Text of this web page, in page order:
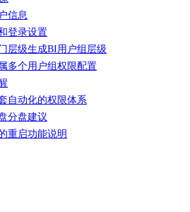
信息
登录设置
层级生成BI用户组层级
多个用户组权限配置
自动化的权限体系
分盘建议
重启功能说明